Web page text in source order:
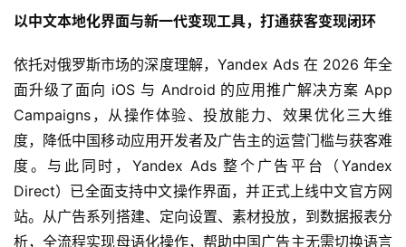
第
十
三
届
金
茶
奖
7
以中文本地化界面与新一代变现工具，打通获客变现闭环
依托对俄罗斯市场的深度理解，Yandex Ads 在 2026 年全
面升级了面向 iOS 与 Android 的应用推广解决方案 App
Campaigns，从操作体验、投放能力、效果优化三大维
度，降低中国移动应用开发者及广告主的运营门槛与获客难
度。与此同时，Yandex Ads 整个广告平台（Yandex
Direct）已全面支持中文操作界面，并正式上线中文官方网
站。从广告系列搭建、定向设置、素材投放，到数据报表分
析，全流程实现母语化操作，帮助中国广告主无需切换语言